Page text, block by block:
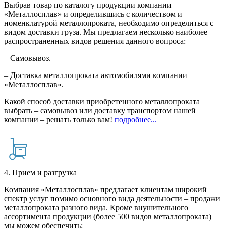
Выбрав товар по каталогу продукции компании
«Металлосплав» и определившись с количеством и
номенклатурой металлопроката, необходимо определиться с
видом доставки груза. Мы предлагаем несколько наиболее
распространенных видов решения данного вопроса:
– Самовывоз.
– Доставка металлопроката автомобилями компании
«Металлосплав».
Какой способ доставки приобретенного металлопроката
выбрать – самовывоз или доставку транспортом нашей
компании – решать только вам! подробнее...
4. Прием и разгрузка
Компания «Металлосплав» предлагает клиентам широкий
спектр услуг помимо основного вида деятельности – продажи
металлопроката разного вида. Кроме внушительного
ассортимента продукции (более 500 видов металлопроката)
мы можем обеспечить: